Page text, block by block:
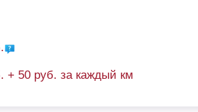
+ 50 руб. за каждый км